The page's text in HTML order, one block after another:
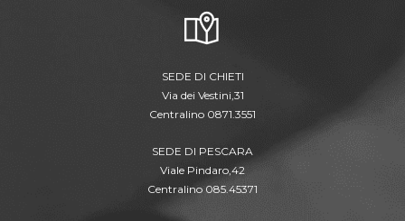
SEDE DI CHIETI
Via dei Vestini,31
Centralino 0871.3551
SEDE DI PESCARA
Viale Pindaro,42
Centralino 085.45371